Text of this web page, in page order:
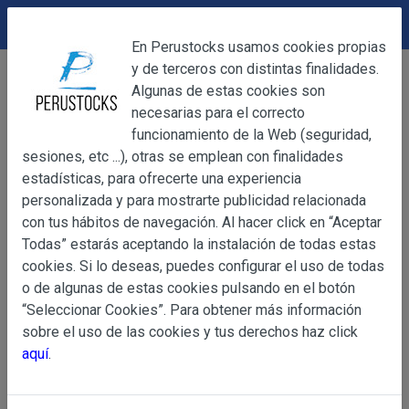
Bebidas
Complementos para Licores
Amargo de Angostura 200ml
OBJETO
Información
Básica
sobre
de Datos
OBJETO
Las presentes Condiciones Generales regulan la
web www.perustocks.es, del que es titular ALBERT
YACARINE (en adelante, PERUSTOCKS).
La adquisición de cualesquiera de los productos
DEVOLUCIONES
En Perustocks usamos cookies propias
y de terceros con distintas finalidades.
Algunas de estas cookies son
necesarias para el correcto
funcionamiento de la Web (seguridad,
sesiones, etc ...), otras se emplean con finalidades
estadísticas, para ofrecerte una experiencia
personalizada y para mostrarte publicidad relacionada
con tus hábitos de navegación. Al hacer click en “Aceptar
Todas” estarás aceptando la instalación de todas estas
cookies. Si lo deseas, puedes configurar el uso de todas
o de algunas de estas cookies pulsando en el botón
“Seleccionar Cookies”. Para obtener más información
sobre el uso de las cookies y tus derechos haz click
aquí.